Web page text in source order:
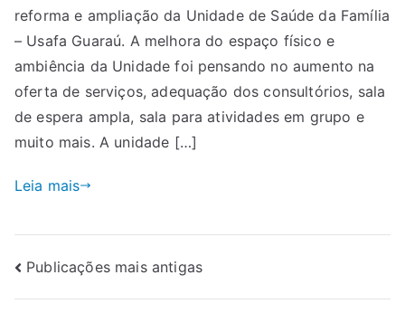
reforma e ampliação da Unidade de Saúde da Família
– Usafa Guaraú. A melhora do espaço físico e
ambiência da Unidade foi pensando no aumento na
oferta de serviços, adequação dos consultórios, sala
de espera ampla, sala para atividades em grupo e
muito mais. A unidade […]
Leia mais
Publicações mais antigas